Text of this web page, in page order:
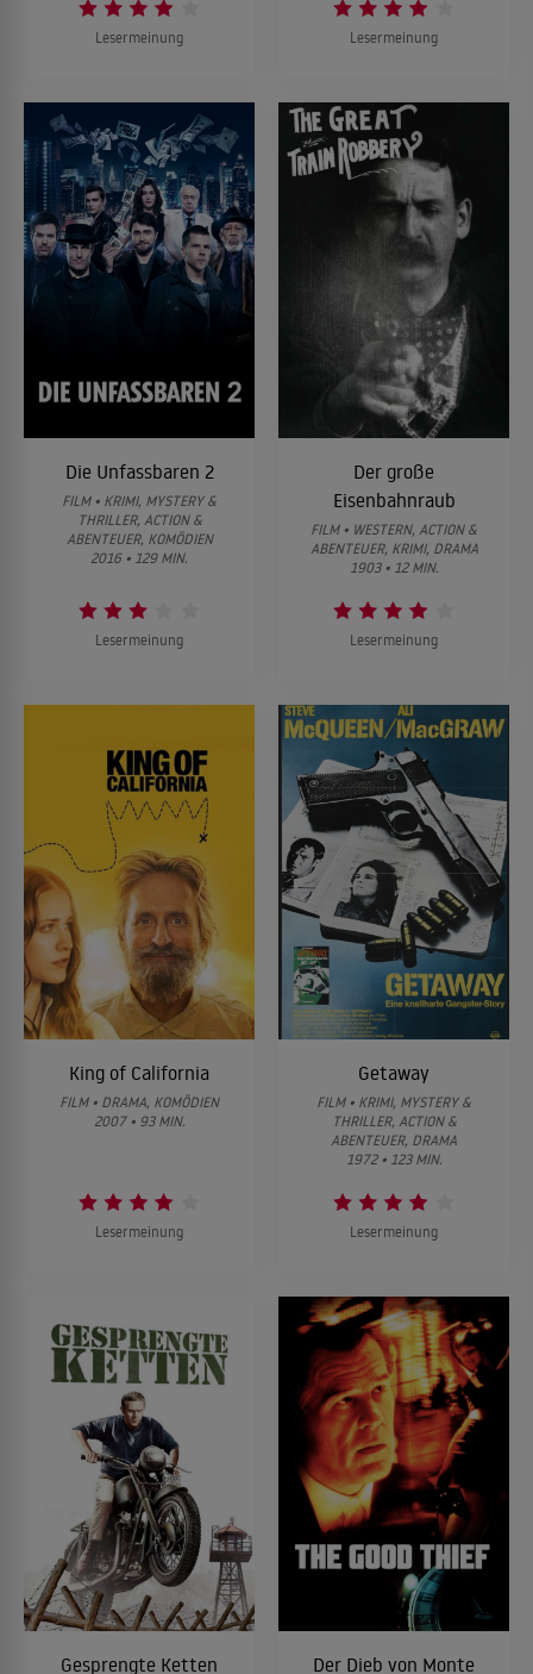
Lesermeinung Lesermeinung
Die Unfassbaren 2
FILM • KRIMI, MYSTERY &
THRILLER, ACTION &
ABENTEUER, KOMÖDIEN
2016 • 129 MIN.
Lesermeinung
Der große
Eisenbahnraub
FILM • WESTERN, ACTION &
ABENTEUER, KRIMI, DRAMA
1903 • 12 MIN.
Lesermeinung
King of California
FILM • DRAMA, KOMÖDIEN
2007 • 93 MIN.
Lesermeinung
Getaway
FILM • KRIMI, MYSTERY &
THRILLER, ACTION &
ABENTEUER, DRAMA
1972 • 123 MIN.
Lesermeinung
Gesprengte Ketten Der Dieb von Monte